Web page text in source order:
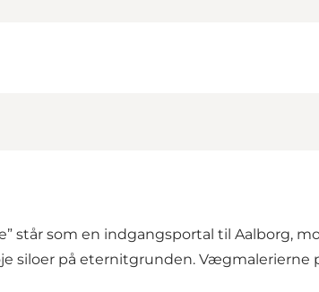
står som en indgangsportal til Aalborg,
siloer på eternitgrunden. Vægmalerierne